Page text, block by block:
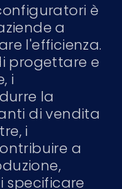
è
a
l'efficienza.
progettare e
i
la
di vendita
i
a
specificare